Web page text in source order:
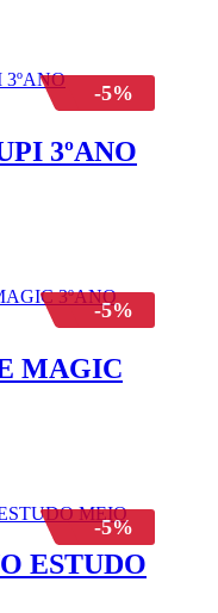
-5%
3ºANO
-5%
MAGIC
-5%
ESTUDO